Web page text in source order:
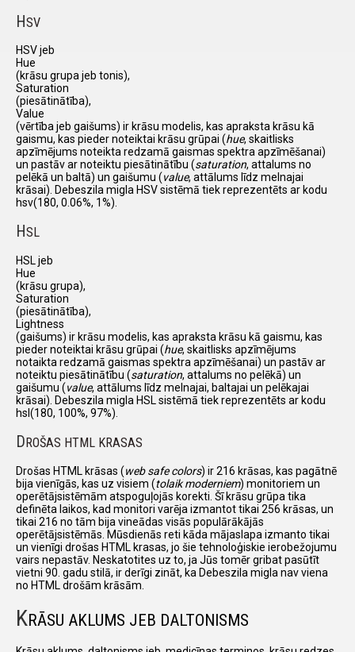
HSV
HSV jeb
Hue
(krāsu grupa jeb tonis),
Saturation
(piesātinātība),
Value
(vērtība jeb gaišums) ir krāsu modelis, kas apraksta krāsu kā
gaismu, kas pieder noteiktai krāsu grūpai (hue, skaitlisks
apzīmējums noteikta redzamā gaismas spektra apzīmēšanai)
un pastāv ar noteiktu piesātinātību (saturation, attalums no
pelēkā un baltā) un gaišumu (value, attālums līdz melnajai
krāsai). Debeszila migla HSV sistēmā tiek reprezentēts ar kodu
hsv(180, 0.06%, 1%).
HSL
HSL jeb
Hue
(krāsu grupa),
Saturation
(piesātinātība),
Lightness
(gaišums) ir krāsu modelis, kas apraksta krāsu kā gaismu, kas
pieder noteiktai krāsu grūpai (hue, skaitlisks apzīmējums
notaikta redzamā gaismas spektra apzīmēšanai) un pastāv ar
noteiktu piesātinātību (saturation, attalums no pelēkā) un
gaišumu (value, attālums līdz melnajai, baltajai un pelēkajai
krāsai). Debeszila migla HSL sistēmā tiek reprezentēts ar kodu
hsl(180, 100%, 97%).
D ROŠAS HTML KRASAS
Drošas HTML krāsas (web safe colors) ir 216 krāsas, kas pagātnē
bija vienīgās, kas uz visiem (tolaik moderniem) monitoriem un
operētājsistēmām atspoguļojās korekti. Šī krāsu grūpa tika
definēta laikos, kad monitori varēja izmantot tikai 256 krāsas, un
tikai 216 no tām bija vineādas visās populārākājās
operētājsistēmās. Mūsdienās reti kāda mājaslapa izmanto tikai
un vienīgi drošas HTML krasas, jo šie tehnoloģiskie ierobežojumu
vairs nepastāv. Neskatotites uz to, ja Jūs tomēr gribat pasūtīt
vietni 90. gadu stilā, ir derīgi zināt, ka Debeszila migla nav viena
no HTML drošām krāsām.
KRĀSU AKLUMS JEB DALTONISMS